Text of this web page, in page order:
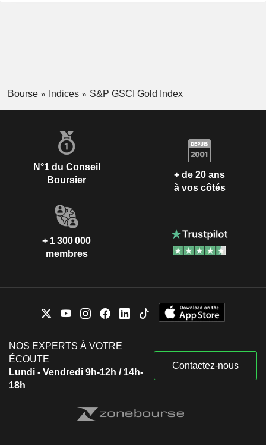
Bourse Indices S&P GSCI Gold Index
N°1 du Conseil
Boursier
+ de 20 ans
à vos côtés
+ 1 300 000
membres
NOS EXPERTS À VOTRE
ÉCOUTE
Lundi - Vendredi 9h-12h / 14h-
18h
Contactez-nous